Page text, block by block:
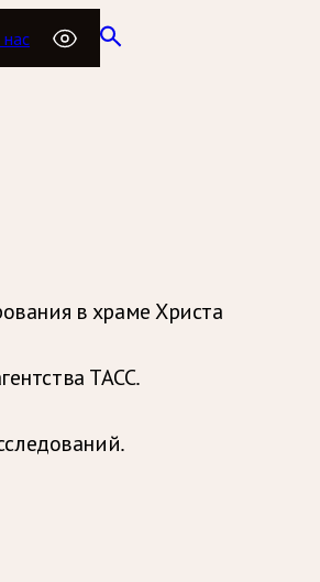
в храме Христа
ТАСС.